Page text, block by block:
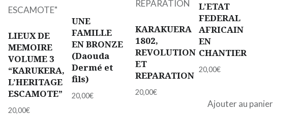
LIEUX DE
MEMOIRE
VOLUME 3
“KARUKERA,
L’HERITAGE
ESCAMOTE”
20,00€
UNE
FAMILLE
EN BRONZE
(Daouda
Dermé et
fils)
20,00€
KARAKUERA
1802,
REVOLUTION
ET
REPARATION
20,00€
L’ETAT
FEDERAL
AFRICAIN
EN
CHANTIER
20,00€
Ajouter au panier